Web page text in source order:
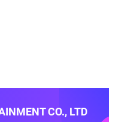
CO., LTD